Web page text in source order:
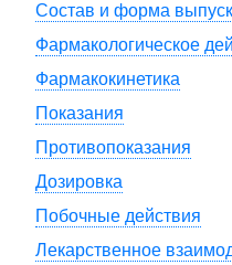
Состав и форма
Фармакологическое
Фармакокинетика
Показания
Противопоказания
Дозировка
Побочные действия
Лекарственное